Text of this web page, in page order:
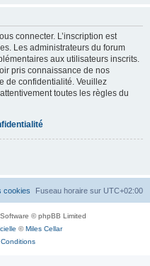
connecter. L’inscription est
Les administrateurs du forum
aux utilisateurs inscrits.
pris connaissance de nos
de confidentialité. Veuillez
toutes les règles du
Fuseau horaire sur UTC+02:00
cookies
© phpBB Limited
©Miles Cellar
Conditions